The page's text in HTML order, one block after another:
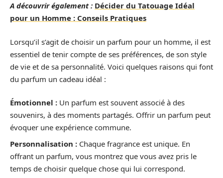
A découvrir également : Décider du Tatouage Idéal
pour un Homme : Conseils Pratiques
Lorsqu’il s’agit de choisir un parfum pour un homme, il est
essentiel de tenir compte de ses préférences, de son style
de vie et de sa personnalité. Voici quelques raisons qui font
du parfum un cadeau idéal :
Émotionnel : Un parfum est souvent associé à des
souvenirs, à des moments partagés. Offrir un parfum peut
évoquer une expérience commune.
Personnalisation : Chaque fragrance est unique. En
offrant un parfum, vous montrez que vous avez pris le
temps de choisir quelque chose qui lui correspond.